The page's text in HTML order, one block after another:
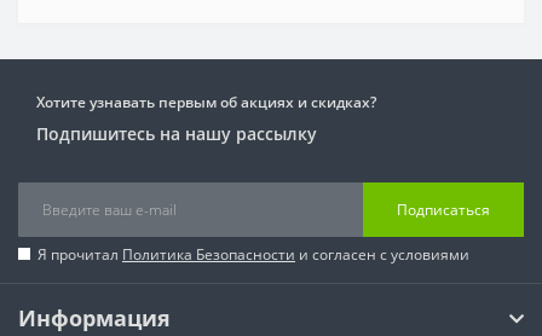
Хотите узнавать первым об акциях и скидках?
Подпишитесь на нашу рассылку
Подписаться
Я прочитал Политика Безопасности и согласен с условиями
Информация